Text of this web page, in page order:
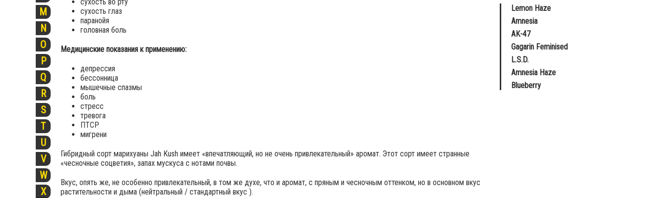
M
N
O
P
Q
R
S
T
U
V
W
X
сухость глаз
паранойя
головная боль
Медицинские показания к применению:
депрессия
бессонница
мышечные спазмы
боль
стресс
тревога
ПТСР
мигрени
Гибридный сорт марихуаны Jah Kush имеет «впечатляющий, но не очень привлекательный» аромат. Этот сорт имеет странные
«чесночные соцветия», запах мускуса с нотами почвы.
Вкус, опять же, не особенно привлекательный, в том же духе, что и аромат, с пряным и чесночным оттенком, но в основном вкус
растительности и дыма (нейтральный / стандартный вкус ).
Lemon Haze
Amnesia
AK-47
Gagarin Feminised
L.S.D.
Amnesia Haze
Blueberry